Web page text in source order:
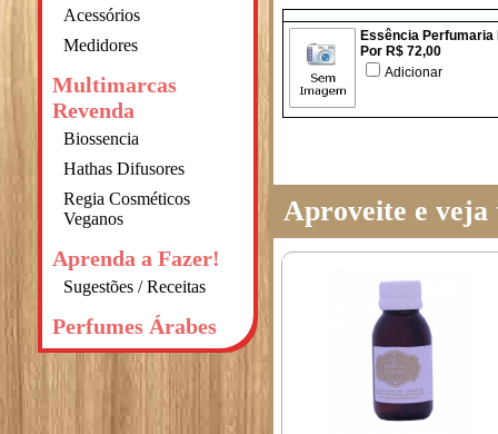
Acessórios
Medidores
Multimarcas
Revenda
Biossencia
Hathas Difusores
Regia Cosméticos
Veganos
Aprenda a Fazer!
Sugestões / Receitas
Perfumes Árabes
Essência Perfumaria
Por R$ 72,00
Adicionar
Aproveite e veja